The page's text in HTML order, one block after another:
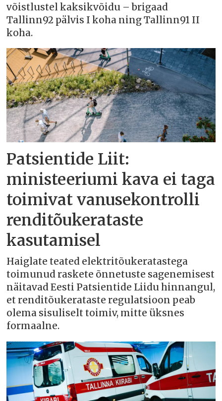
võistlustel kaksikvõidu – brigaad
Tallinn92 pälvis I koha ning Tallinn91 II
koha.
Patsientide Liit:
ministeeriumi kava ei taga
toimivat vanusekontrolli
renditõukerataste
kasutamisel
Haiglate teated elektritõukeratastega
toimunud raskete õnnetuste sagenemisest
näitavad Eesti Patsientide Liidu hinnangul,
et renditõukerataste regulatsioon peab
olema sisuliselt toimiv, mitte üksnes
formaalne.